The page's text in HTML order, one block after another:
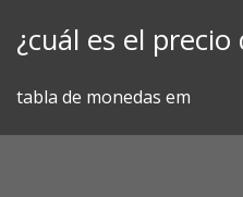
¿cuál es el
tabla de monedas em